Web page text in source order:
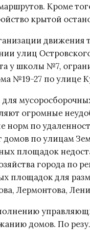
Кроме
крытой
движения
улиц
у школы №7,
№19-27 по улице
огромные
норм по
по улицам
площадок
города по
площадок для
Лермонтова,
домов. По